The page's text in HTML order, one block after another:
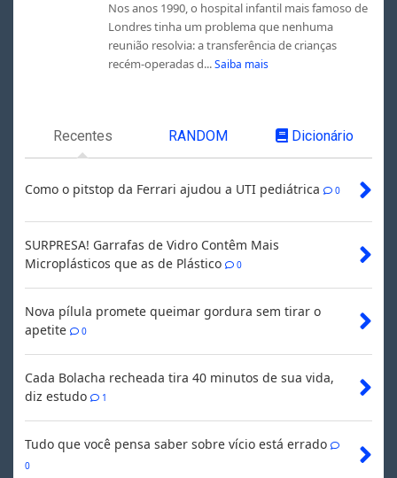
Nos anos 1990, o hospital infantil mais famoso de
Londres tinha um problema que nenhuma
reunião resolvia: a transferência de crianças
recém-operadas d... Saiba mais
Recentes RANDOM Dicionário
Como o pitstop da Ferrari ajudou a UTI pediátrica 0
SURPRESA! Garrafas de Vidro Contêm Mais
Microplásticos que as de Plástico
0
Nova pílula promete queimar gordura sem tirar o
apetite
0
Cada Bolacha recheada tira 40 minutos de sua vida,
diz estudo
1
Tudo que você pensa saber sobre vício está errado
0